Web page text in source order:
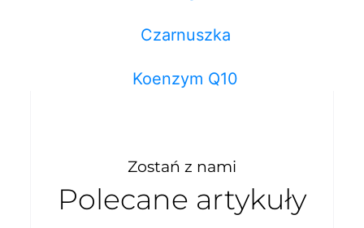
Czarnuszka
Koenzym Q10
Zostań z nami
Polecane artykuły